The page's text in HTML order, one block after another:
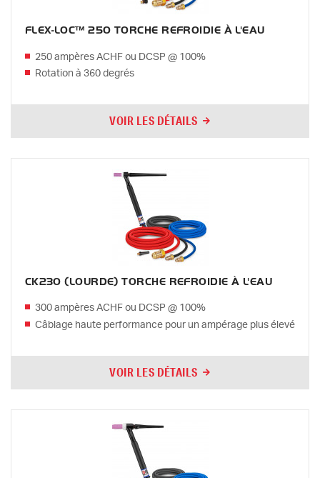
FLEX-LOC™ 250 TORCHE REFROIDIE À L'EAU
250 ampères ACHF ou DCSP @ 100%
Rotation à 360 degrés
VOIR LES DÉTAILS
CK230 (LOURDE) TORCHE REFROIDIE À L'EAU
300 ampères ACHF ou DCSP @ 100%
Câblage haute performance pour un ampérage plus élevé
VOIR LES DÉTAILS